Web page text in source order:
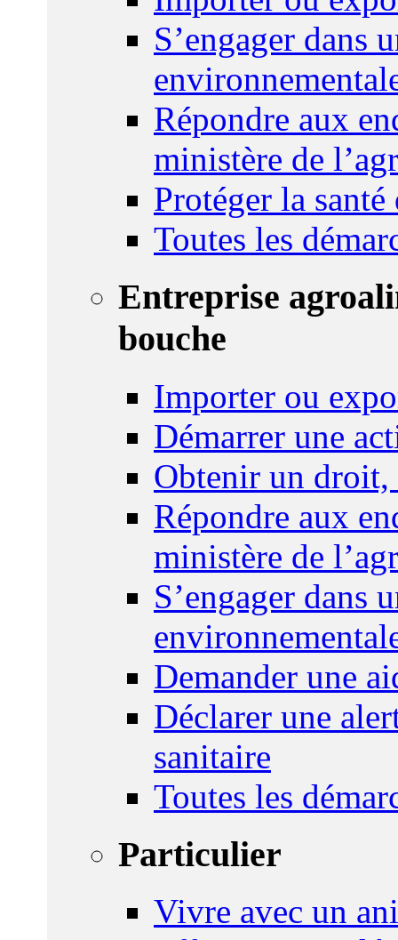
S’engager dans
Répondre aux
ministère de
Protéger la
Toutes les
Entreprise
bouche
Importer ou
Démarrer une
Obtenir un droit,
Répondre aux
ministère de
S’engager dans
Demander une
Déclarer une
sanitaire
Toutes les
Particulier
Vivre avec un